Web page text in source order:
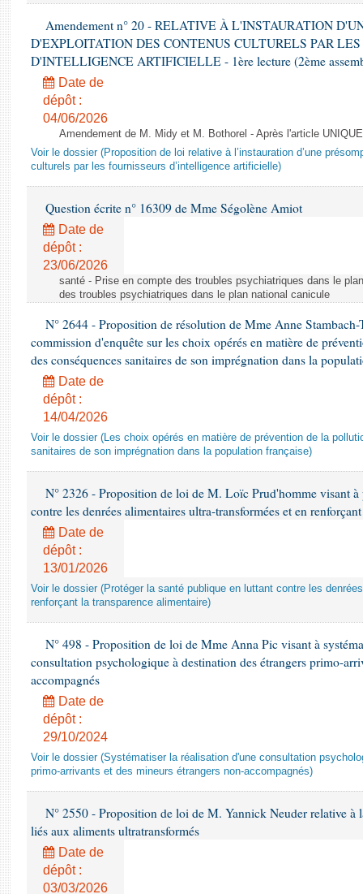
Amendement n° 20 - RELATIVE À L'INSTAURATION
D'EXPLOITATION DES CONTENUS CULTURELS PAR LES
D'INTELLIGENCE ARTIFICIELLE - 1ère lecture (2ème
Date de
dépôt :
04/06/2026
Amendement de M. Midy et M. Bothorel - Après l'article
Voir le dossier (Proposition de loi relative à l’instauration d’une
culturels par les fournisseurs d’intelligence artificielle)
Question écrite n° 16309 de Mme Ségolène Amiot
Date de
dépôt :
23/06/2026
santé - Prise en compte des troubles psychiatriques dans le
des troubles psychiatriques dans le plan national canicule
N° 2644 - Proposition de résolution de Mme Anne
commission d'enquête sur les choix opérés en matière de
des conséquences sanitaires de son imprégnation dans la
Date de
dépôt :
14/04/2026
Voir le dossier (Les choix opérés en matière de prévention de la
sanitaires de son imprégnation dans la population française)
N° 2326 - Proposition de loi de M. Loïc Prud'homme visant
contre les denrées alimentaires ultra-transformées et en
Date de
dépôt :
13/01/2026
Voir le dossier (Protéger la santé publique en luttant contre les
renforçant la transparence alimentaire)
N° 498 - Proposition de loi de Mme Anna Pic visant à
consultation psychologique à destination des étrangers primo-
accompagnés
Date de
dépôt :
29/10/2024
Voir le dossier (Systématiser la réalisation d'une consultation
primo-arrivants et des mineurs étrangers non-accompagnés)
N° 2550 - Proposition de loi de M. Yannick Neuder relative à
liés aux aliments ultratransformés
Date de
dépôt :
03/03/2026